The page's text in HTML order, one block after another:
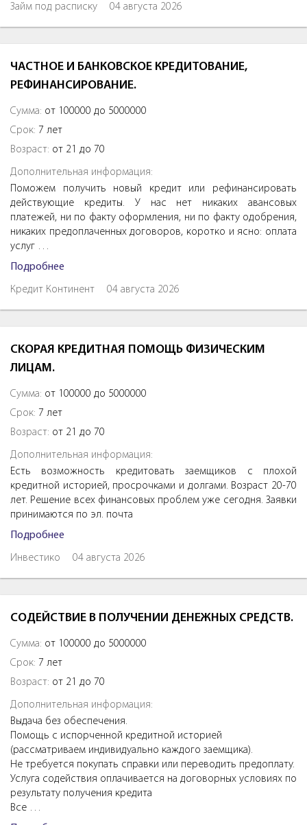
Займ под расписку 04 августа 2026
ЧАСТНОЕ И БАНКОВСКОЕ КРЕДИТОВАНИЕ,
РЕФИНАНСИРОВАНИЕ.
Сумма: от 100000 до 5000000
Срок: 7 лет
Возраст: от 21 до 70
Дополнительная информация:
Поможем получить новый кредит или рефинансировать
действующие кредиты. У нас нет никаких авансовых
платежей, ни по факту оформления, ни по факту одобрения,
никаких предоплаченных договоров, коротко и ясно: оплата
услуг …
Подробнее
Кредит Континент 04 августа 2026
СКОРАЯ КРЕДИТНАЯ ПОМОЩЬ ФИЗИЧЕСКИМ
ЛИЦАМ.
Сумма: от 100000 до 5000000
Срок: 7 лет
Возраст: от 21 до 70
Дополнительная информация:
Есть возможность кредитовать заемщиков с плохой
кредитной историей, просрочками и долгами. Возраст 20-70
лет. Решение всех финансовых проблем уже сегодня. Заявки
принимаются по эл. почта
Подробнее
Инвестико 04 августа 2026
СОДЕЙСТВИЕ В ПОЛУЧЕНИИ ДЕНЕЖНЫХ СРЕДСТВ.
Сумма: от 100000 до 5000000
Срок: 7 лет
Возраст: от 21 до 70
Дополнительная информация:
Выдача без обеспечения.
Помощь с испорченной кредитной историей
(рассматриваем индивидуально каждого заемщика).
Не требуется покупать справки или переводить предоплату.
Услуга содействия оплачивается на договорных условиях по
результату получения кредита
Все …